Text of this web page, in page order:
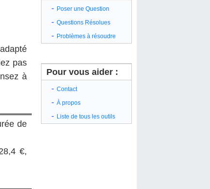
pas
à
de
€,
- Poser une Question
- Questions Résolues
- Problèmes à résoudre
Pour vous aider :
- Contact
- À propos
- Liste de tous les outils